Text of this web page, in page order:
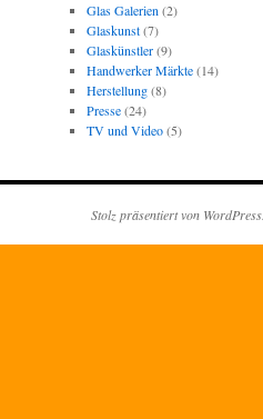
Glas Galerien (2)
Glaskunst(7)
Glaskünstler(9)
Handwerker Märkte(14)
Herstellung(8)
Presse(24)
TV und Video(5)
Stolz präsentiert von WordPress.